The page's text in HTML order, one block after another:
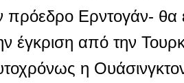
πρόεδρο Ερντογάν- θα
έγκριση από την
η